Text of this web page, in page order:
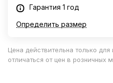
Гарантия 1 год
Определить размер
Цена действительна только
отличаться от цен в розничных